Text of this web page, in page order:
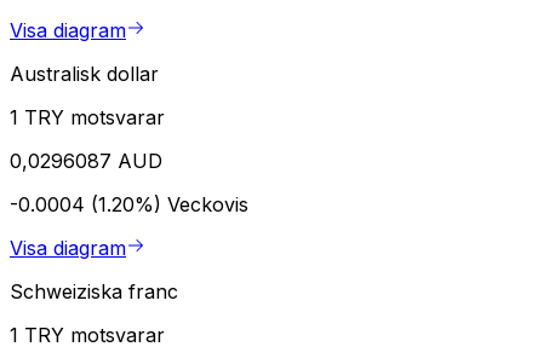
Visa diagram
Australisk dollar
1 TRY motsvarar
0,0296087 AUD
-0.0004 (1.20%) Veckovis
Visa diagram
Schweiziska franc
1 TRY motsvarar